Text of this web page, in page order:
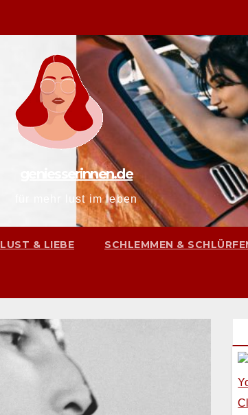
geniesserinnen.de
für mehr lust im leben
LUST & LIEBE SCHLEMMEN &